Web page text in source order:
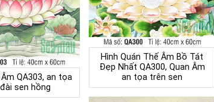
Hình Quán Thế Âm Bồ Tát
Đẹp Nhất QA300, Quan Âm
an tọa trên sen
QA303, an tọa
sen hồng